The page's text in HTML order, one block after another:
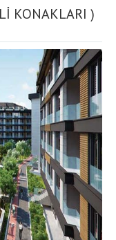
KONAKLARI )